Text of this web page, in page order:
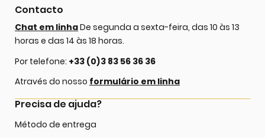
Contacto
Chat em linhaDe segunda a sexta-feira, das 10 às 13
horas e das 14 às 18 horas.
Por telefone: +33 (0)3 83 56 36 36
Através do nosso formulário em linha
Precisa de ajuda?
Método de entrega